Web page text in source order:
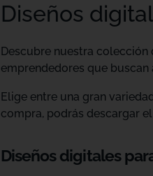
Diseños
Descubre nuestra colección
emprendedores que
Elige entre una gran
compra, podrás descargar
Diseños digitales